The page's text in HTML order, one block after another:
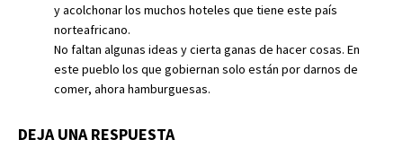
y acolchonar los muchos hoteles que tiene este país
norteafricano.
No faltan algunas ideas y cierta ganas de hacer cosas. En
este pueblo los que gobiernan solo están por darnos de
comer, ahora hamburguesas.
DEJA UNA RESPUESTA